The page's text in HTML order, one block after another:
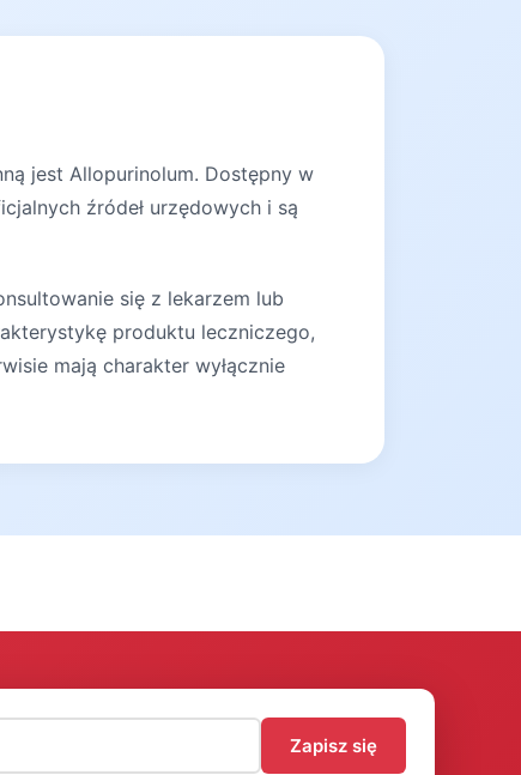
jest Allopurinolum. Dostępny w
źródeł urzędowych i są
się z lekarzem lub
produktu leczniczego,
mają charakter wyłącznie
Zapisz się